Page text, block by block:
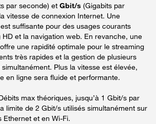
par seconde) et Gbit/s (Gigabits par
vitesse de connexion Internet. Une
suffisante pour des usages courants
et la navigation web. En revanche, une
une rapidité optimale pour le streaming
très rapides et la gestion de plusieurs
Plus la vitesse est élevée,
en ligne sera fluide et performante.
max théoriques, jusqu’à 1 Gbit/s par
limite de 2 Gbit/s utilisés simultanément sur
Ethernet et en Wi-Fi.